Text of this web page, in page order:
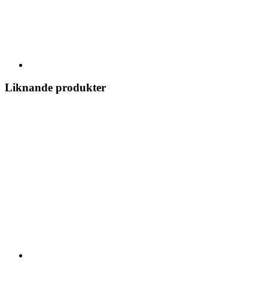
Liknande produkter